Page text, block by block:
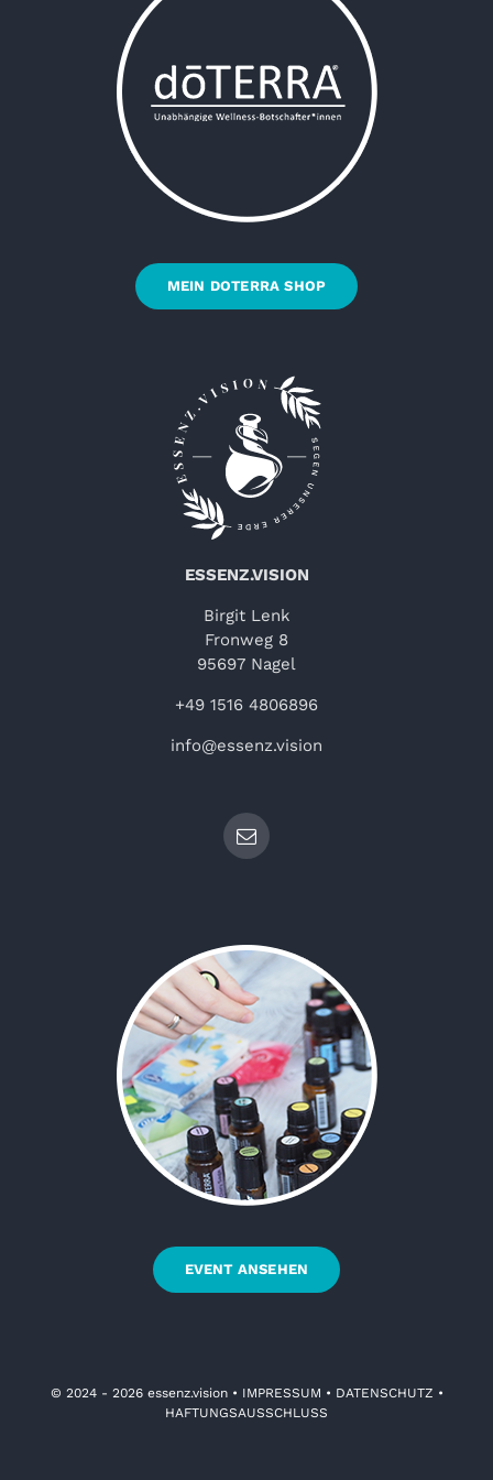
MEIN DOTERRA SHOP
ESSENZ.VISION
Birgit Lenk
Fronweg 8
95697 Nagel
+49 1516 4806896
info@essenz.vision
EVENT ANSEHEN
© 2024 - 2026 essenz.vision • IMPRESSUM • DATENSCHUTZ •
HAFTUNGSAUSSCHLUSS